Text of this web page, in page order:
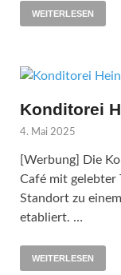
WEITERLESEN
Konditorei
4. Mai 2025
[Werbung] Die
Café mit gelebter
Standort zu
etabliert. …
WEITERLESEN